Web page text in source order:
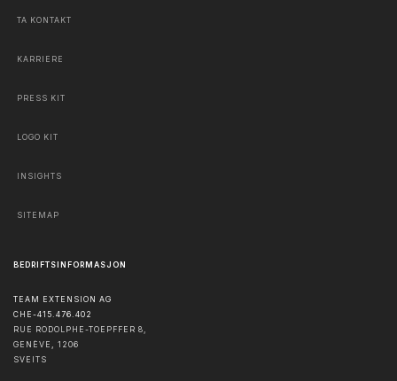
TA KONTAKT
KARRIERE
PRESS KIT
LOGO KIT
INSIGHTS
SITEMAP
BEDRIFTSINFORMASJON
TEAM EXTENSION AG
CHE-415.476.402
RUE RODOLPHE-TOEPFFER 8,
GENÈVE , 1206
SVEITS